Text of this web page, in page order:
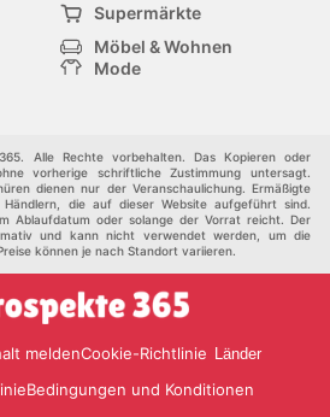
Supermärkte
Möbel & Wohnen
Mode
Andere
Alle Rechte vorbehalten. Das Kopieren oder
vorherige schriftliche Zustimmung untersagt.
dienen nur der Veranschaulichung. Ermäßigte
die auf dieser Website aufgeführt sind.
Ablaufdatum oder solange der Vorrat reicht. Der
und kann nicht verwendet werden, um die
können je nach Standort variieren.
meldenCookie-Richtlinie Länder
Bedingungen und Konditionen